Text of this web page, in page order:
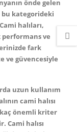
önde gelen
bu kategorideki
halıları,
ve
fark
ve güvencesiyle
uzun kullanım
cami halısı
önemli kriter
Cami halısı